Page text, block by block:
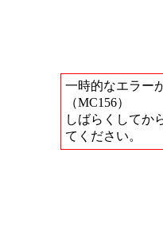
一時的なエラー
（MC156）
しばらくしてか
てください。